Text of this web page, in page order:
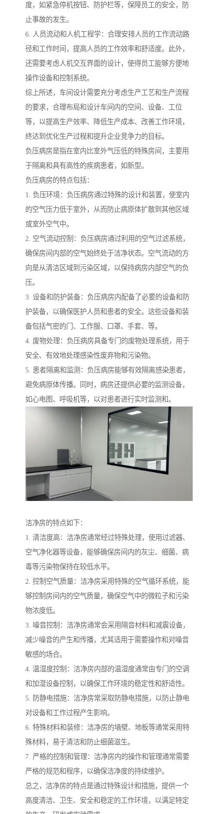
度，如紧急停机按钮、防护栏等，保障员工的安全，防
止事故的发生。
6. 人员流动和人机工程学：合理安排人员的工作流动路
径和工作时间，提高人员的工作效率和舒适度。此外，
还需要考虑人机交互界面的设计，使得员工能够方便地
操作设备和控制系统。
综上所述，车间设计需要充分考虑生产工艺和生产流程
的要求，合理布局和设计车间内的空间、设备、工位
等，以提高生产效率、降低生产成本、改善工作环境，
终达到优化生产过程和提升企业竞争力的目标。
负压病房是指在室内比室外气压低的特殊房间，主要用
于隔离和具有高性的疾病患者，如新型。
负压病房的特点包括：
1. 负压环境：负压病房通过特殊的设计和装置，使室内
的空气压力低于室外，从而防止病原体扩散到其他区域
或室外空气中。
2. 空气流动控制：负压病房通过利用的空气过滤系统，
确保房间内部的空气始终处于洁净状态。空气流动的方
向是从清洁区域到污染区域，以保持病房内部空气的负
压。
3. 设备和防护装备：负压病房内配备了必要的设备和防
护装备，以确保医护人员和患者的安全。这些设备和装
备包括气密的门、工作服、口罩、手套、等。
4. 废物处理：负压病房具备专门的废物处理系统，用于
安全、有效地处理感染性废弃物和污染物。
5. 患者隔离和监测：负压病房能够有效隔离感染患者，
避免病原体传播。同时，病房还提供必要的监测设备，
如心电图、呼吸机等，以对患者进行实时监测和。
洁净房的特点如下：
1. 清洁度高：洁净房通常经过特殊处理，使用过滤器、
空气净化器等设备，能够确保房间内的灰尘、细菌、病
毒等污染物保持在较低水平。
2. 控制空气质量：洁净房采用特殊的空气循环系统，能
够控制房间内的空气质量，确保空气中的微粒子和污染
物浓度低。
3. 噪音控制：洁净房通常会采用隔音材料和减震设备，
减少噪音的产生和传播，尤其适用于需要操作和对噪音
敏感的场合。
4. 温湿度控制：洁净房内部的温湿度通常由专门的空调
和加湿设备控制，以确保工作环境的稳定性和舒适性。
5. 防静电措施：洁净房常采取防静电措施，以防止静电
对设备和工作过程产生影响。
6. 特殊材料和装修：洁净房的墙壁、地板等通常采用特
殊材料，易于清洁和防止细菌滋生。
7. 严格的控制和管理：洁净房内的操作和管理通常需要
严格的规范和程序，以确保洁净度的持续维护。
总之，洁净房的特点是通过特殊设计和措施，提供一个
高度清洁、卫生、安全和稳定的工作环境，以满足特定